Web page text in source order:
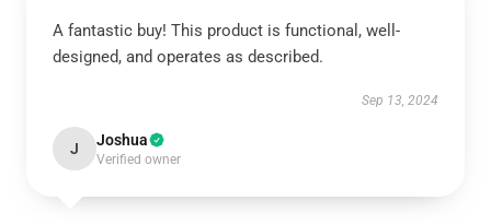
A fantastic buy! This product is functional, well-
designed, and operates as described.
Sep 13, 2024
J Joshua
Verified owner